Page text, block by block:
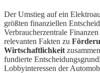
Der Umstieg auf ein
größten finanziellen
Verbraucherzentrale
relevanten Fakten zu
Wirtschaftlichkeit
fundierte
Lobbyinteressen der